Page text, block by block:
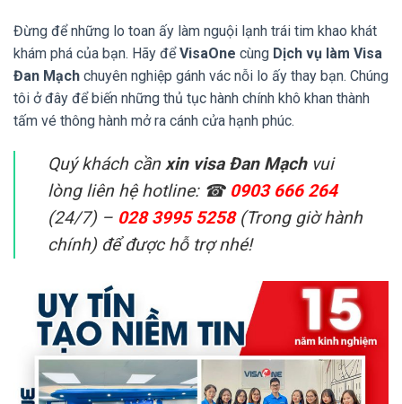
Đừng để những lo toan ấy làm nguội lạnh trái tim khao khát
khám phá của bạn. Hãy đểVisaOne cùng Dịch vụ làm Visa
Đan Mạch chuyên nghiệp gánh vác nỗi lo ấy thay bạn. Chúng
tôi ở đây để biến những thủ tục hành chính khô khan thành
tấm vé thông hành mở ra cánh cửa hạnh phúc.
Quý khách cầnxin visa Đan Mạchvui
lòng liên hệ hotline: ☎ 0903 666 264
(24/7) – 028 3995 5258(Trong giờ hành
chính) để được hỗ trợ nhé!